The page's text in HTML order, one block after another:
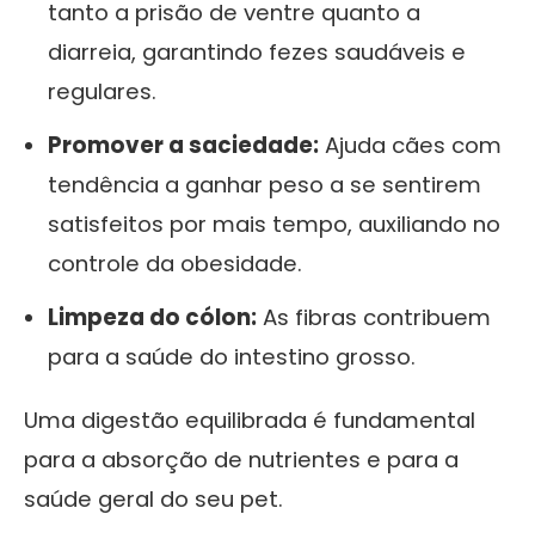
tanto a prisão de ventre quanto a
diarreia, garantindo fezes saudáveis e
regulares.
Promover a saciedade: Ajuda cães com
tendência a ganhar peso a se sentirem
satisfeitos por mais tempo, auxiliando no
controle da obesidade.
Limpeza do cólon: As fibras contribuem
para a saúde do intestino grosso.
Uma digestão equilibrada é fundamental
para a absorção de nutrientes e para a
saúde geral do seu pet.